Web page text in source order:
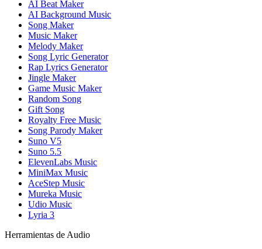
AI Beat Maker
AI Background Music
Song Maker
Music Maker
Melody Maker
Song Lyric Generator
Rap Lyrics Generator
Jingle Maker
Game Music Maker
Random Song
Gift Song
Royalty Free Music
Song Parody Maker
Suno V5
Suno 5.5
ElevenLabs Music
MiniMax Music
AceStep Music
Mureka Music
Udio Music
Lyria 3
Herramientas de Audio